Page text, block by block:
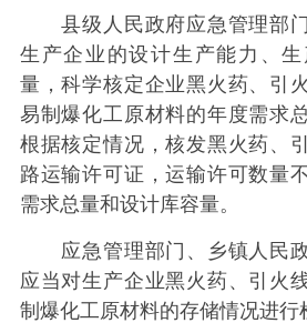
县级人民政府应急管理部门
生产企业的设计生产能力、
量，科学核定企业黑火药、引
易制爆化工原材料的年度需求
根据核定情况，核发黑火药、
路运输许可证，运输许可数量
需求总量和设计库容量。
应急管理部门、乡镇人民政
应当对生产企业黑火药、引火
制爆化工原材料的存储情况进行